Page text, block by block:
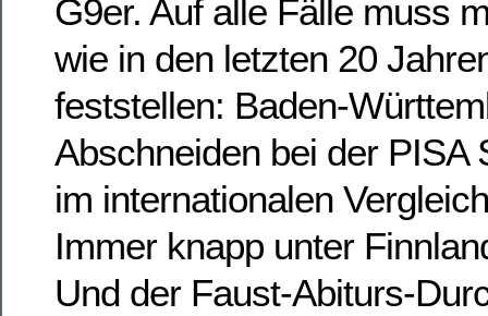
G9er. Auf alle Fälle muss
wie in den letzten 20
feststellen: Baden-
Abschneiden bei der PISA
im internationalen
Immer knapp unter
Und der Faust-Abiturs-